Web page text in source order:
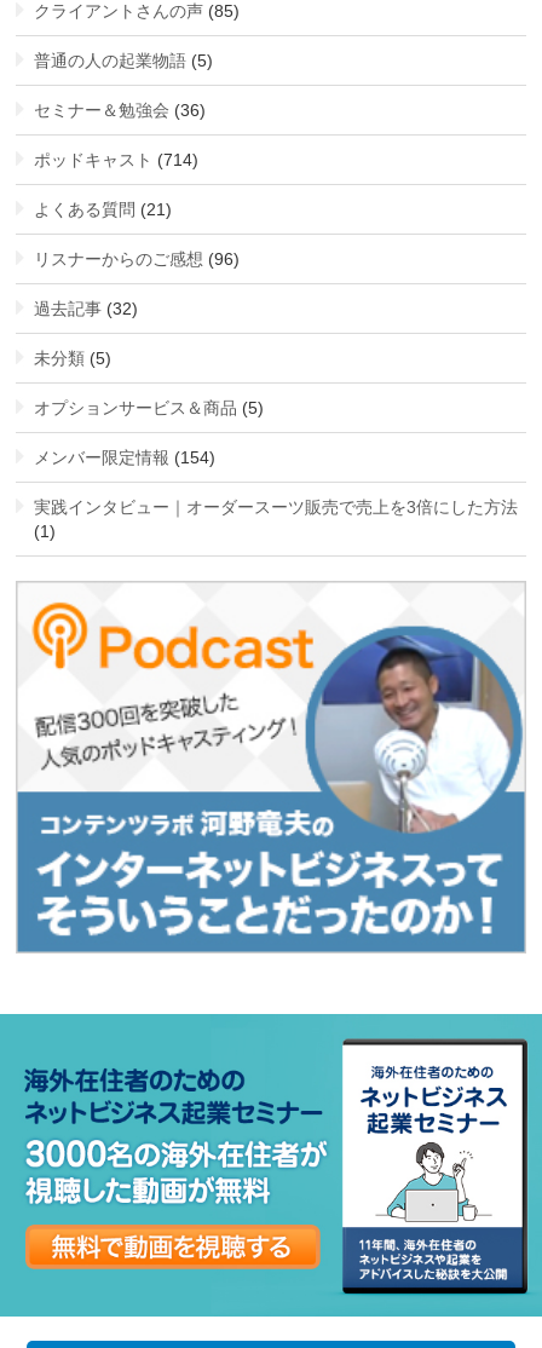
クライアントさんの声 (85)
普通の人の起業物語 (5)
セミナー＆勉強会 (36)
ポッドキャスト (714)
よくある質問 (21)
リスナーからのご感想 (96)
過去記事 (32)
未分類 (5)
オプションサービス＆商品 (5)
メンバー限定情報 (154)
実践インタビュー｜オーダースーツ販売で売上を3倍にした方法
(1)